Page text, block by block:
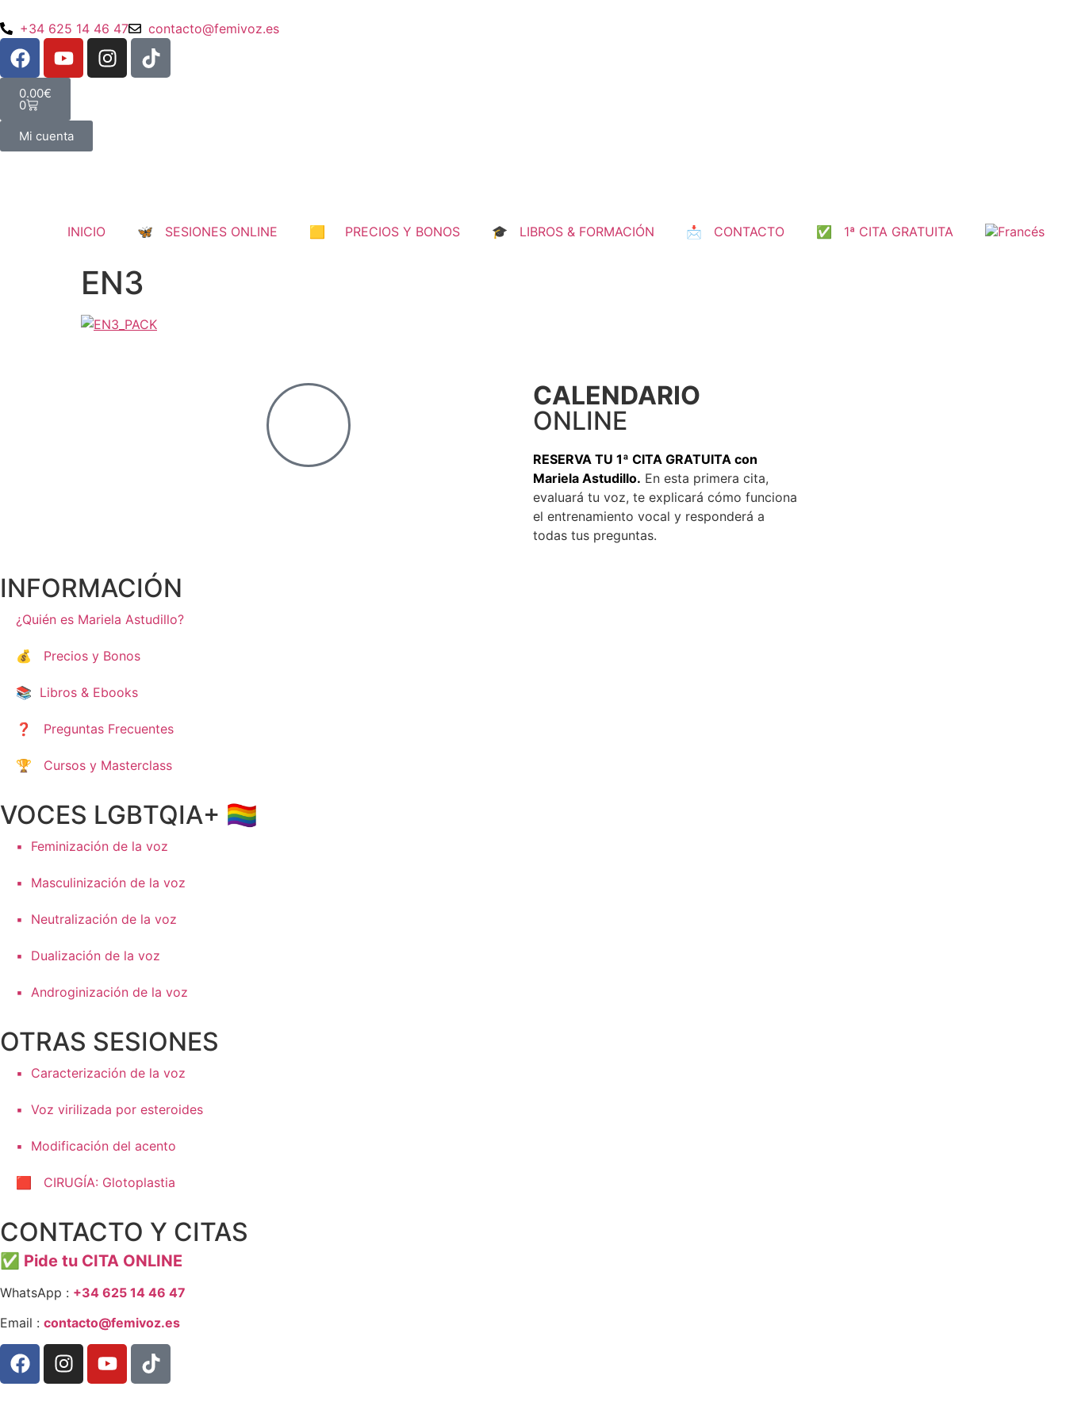
+34 625 14 46 47 contacto@femivoz.es
0.00€
0
Mi cuenta
INICIO 🦋 SESIONES ONLINE 🟨 PRECIOS Y BONOS 🎓 LIBROS & FORMACIÓN 📩 CONTACTO ✅ 1ª CITA GRATUITA
EN3
CALENDARIO
ONLINE
RESERVA TU 1ª CITA GRATUITA con
Mariela Astudillo. En esta primera cita,
evaluará tu voz, te explicará cómo funciona
el entrenamiento vocal y responderá a
todas tus preguntas.
INFORMACIÓN
¿Quién es Mariela Astudillo?
💰 Precios y Bonos
📚 Libros & Ebooks
❓ Preguntas Frecuentes
🏆 Cursos y Masterclass
VOCES LGBTQIA+ 🏳️‍🌈
▪️ Feminización de la voz
▪️ Masculinización de la voz
▪️ Neutralización de la voz
▪️ Dualización de la voz
▪️ Androginización de la voz
OTRAS SESIONES
▪️ Caracterización de la voz
▪️ Voz virilizada por esteroides
▪️ Modificación del acento
🟥 CIRUGÍA: Glotoplastia
CONTACTO Y CITAS
✅ Pide tu CITA ONLINE
WhatsApp : +34 625 14 46 47
Email : contacto@femivoz.es